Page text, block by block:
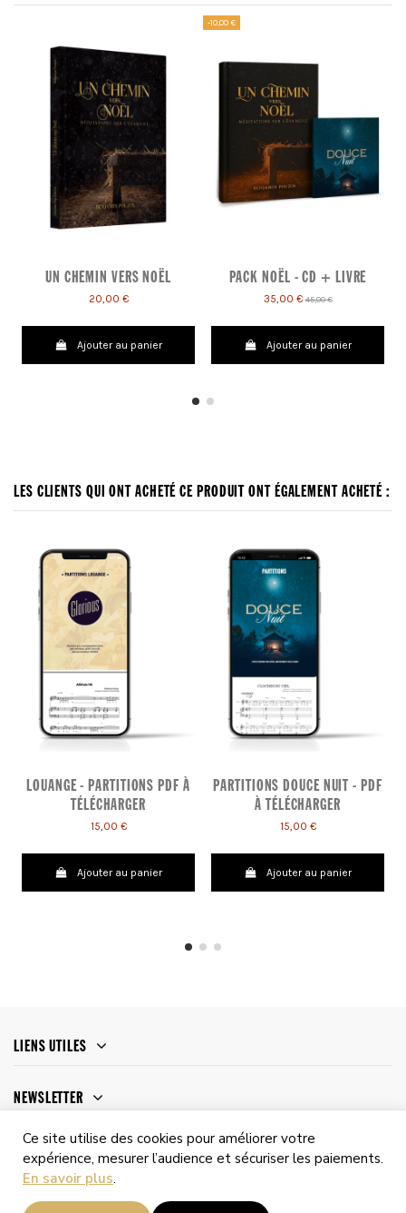
UN CHEMIN VERS NOËL
20,00 €
Ajouter au panier
-10,00 €
PACK NOËL - CD + LIVRE
35,00 €45,00 €
Ajouter au panier
LES CLIENTS QUI ONT ACHETÉ CE PRODUIT ONT ÉGALEMENT ACHETÉ :
LOUANGE - PARTITIONS PDF À
TÉLÉCHARGER
15,00 €
Ajouter au panier
PARTITIONS DOUCE NUIT - PDF
À TÉLÉCHARGER
15,00 €
Ajouter au panier
LIENS UTILES
NEWSLETTER
© 2026 - ABT Prod |
Ce site utilise des cookies pour améliorer votre
expérience, mesurer l’audience et sécuriser les paiements.
En savoir plus.